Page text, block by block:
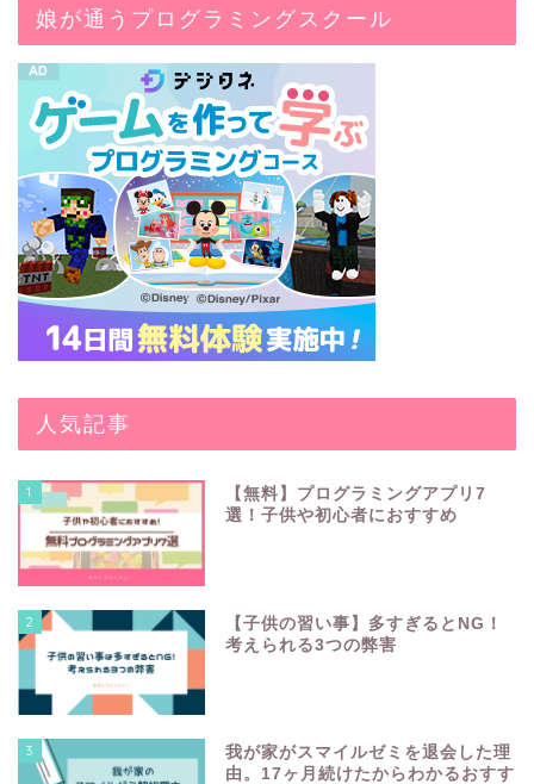
娘が通うプログラミングスクール
人気記事
1
【無料】プログラミングアプリ7
選！子供や初心者におすすめ
2
【子供の習い事】多すぎるとNG！
考えられる3つの弊害
3
我が家がスマイルゼミを退会した理
由。17ヶ月続けたからわかるおすす